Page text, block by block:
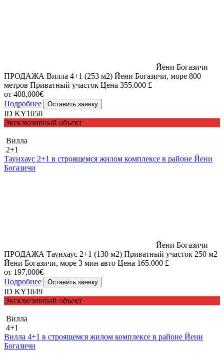
Йени Богазичи
ПРОДАЖА Вилла 4+1 (253 м2) Йени Богазичи, море 800
метров Приватный участок Цена 355.000 £
от 408,000€
Подробнее
Оставить заявку
ID KY1050
Эксклюзивный объект
Вилла
2+1
Таунхаус 2+1 в строящемся жилом комплексе в районе Йени
Богазичи
Йени Богазичи
ПРОДАЖА Таунхаус 2+1 (130 м2) Приватный участок 250 м2
Йени Богазичи, море 3 мин авто Цена 165.000 £
от 197,000€
Подробнее
Оставить заявку
ID KY1049
Эксклюзивный объект
Вилла
4+1
Вилла 4+1 в строящемся жилом комплексе в районе Йени
Богазичи